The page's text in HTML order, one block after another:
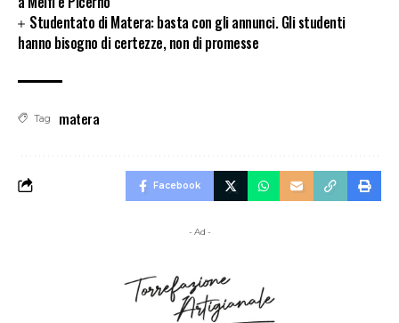
Studentato di Matera: basta con gli annunci. Gli studenti
hanno bisogno di certezze, non di promesse
Tag matera
Facebook
- Ad -